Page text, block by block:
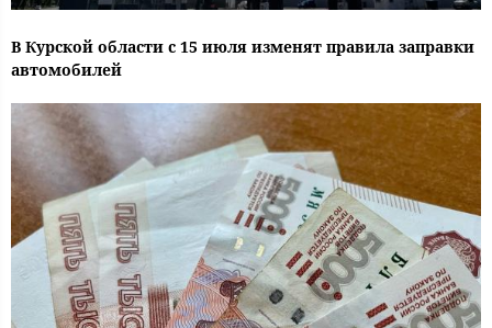
В Курской области с 15 июля изменят правила заправки
автомобилей